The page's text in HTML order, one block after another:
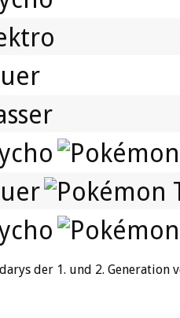
der 1. und 2. Generation